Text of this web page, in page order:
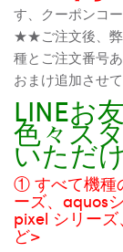
す、クーポンコ
★★ご注文後、弊
種とご注文番号
おまけ追加させ
LINEお
色々ス
いただ
① すべて機種
ーズ、aquos
pixel シリー
ど>